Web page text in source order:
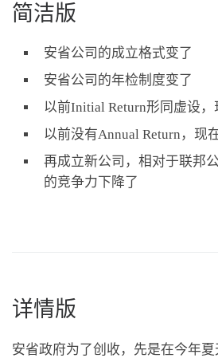
简洁版
安省公司的成立格式变了
安省公司的年检制度变了
以前Initial Return形同虚设
以前没有Annual Return，现
再成立新公司，相对于联邦
的竞争力下降了
详情版
安省政府为了创收，先是在今年夏